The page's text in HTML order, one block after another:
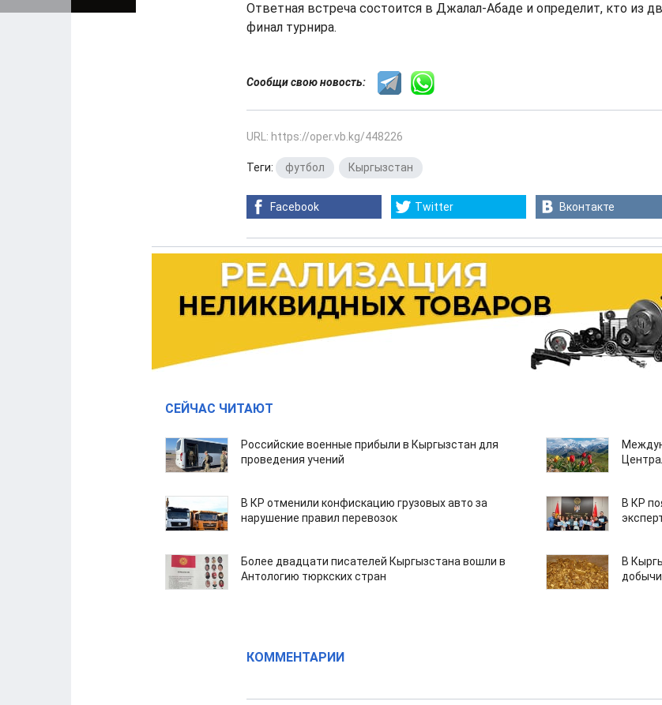
Ответная встреча состоится в Джалал-Абаде и определит, кто из
финал турнира.
Сообщи свою новость:
URL: https://oper.vb.kg/448226
Теги: футбол Кыргызстан
Facebook Twitter Вконтакте
СЕЙЧАС ЧИТАЮТ
Российские военные прибыли в Кыргызстан для
проведения учений
В КР отменили конфискацию грузовых авто за
нарушение правил перевозок
В КР
Более двадцати писателей Кыргызстана вошли в
Антологию тюркских стран
В
КОММЕНТАРИИ